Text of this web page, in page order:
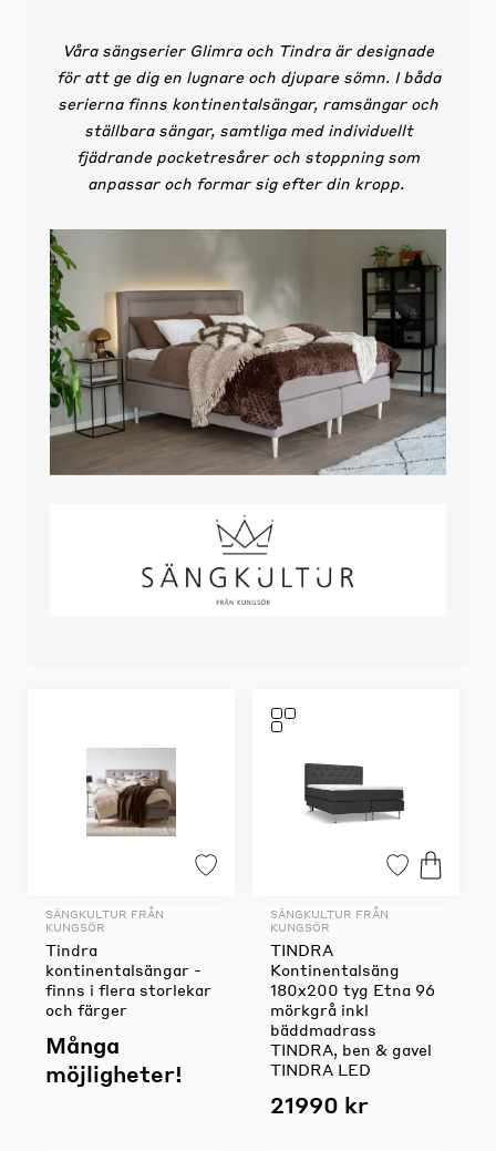
Våra sängserier Glimra och Tindra är designade
för att ge dig en lugnare och djupare sömn. I båda
serierna finns kontinentalsängar, ramsängar och
ställbara sängar, samtliga med individuellt
fjädrande pocketresårer och stoppning som
anpassar och formar sig efter din kropp.
SÄNGKULTUR FRÅN
KUNGSÖR
Tindra
kontinentalsängar -
finns i flera storlekar
och färger
Många
möjligheter!
SÄNGKULTUR FRÅN
KUNGSÖR
TINDRA
Kontinentalsäng
180x200 tyg Etna 96
mörkgrå inkl
bäddmadrass
TINDRA, ben & gavel
TINDRA LED
21990 kr